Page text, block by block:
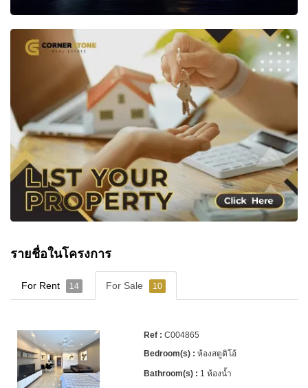
รายชื่อในโครงการ
For Rent 14 For Sale 10
C004865
ห้องสตูดิโอ้
1 ห้องน้ำ